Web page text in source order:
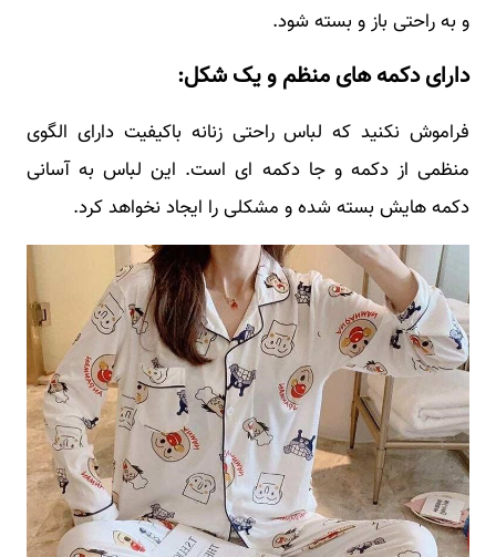
و به راحتی باز و بسته شود.
دارای دکمه های منظم و یک شکل:
فراموش نکنید که لباس راحتی زنانه باکیفیت دارای الگوی
منظمی از دکمه و جا دکمه ای است. این لباس به آسانی
دکمه هایش بسته شده و مشکلی را ایجاد نخواهد کرد.